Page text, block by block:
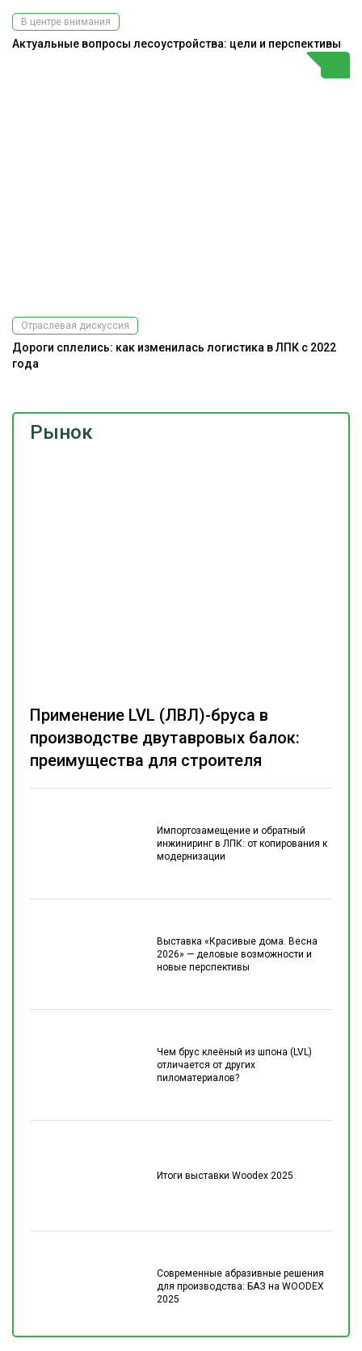
Рынок
Импортозамещение и обратный
инжиниринг в ЛПК: от копирования к
модернизации
Выставка «Красивые дома. Весна
2026» — деловые возможности и
новые перспективы
Чем брус клеёный из шпона (LVL)
отличается от других
пиломатериалов?
Итоги выставки Woodex 2025
Современные абразивные решения
для производства: БАЗ на WOODEX
2025
Применение LVL (ЛВЛ)-бруса в
производстве двутавровых балок:
преимущества для строителя
В центре внимания
Актуальные вопросы лесоустройства: цели и перспективы
Отраслевая дискуссия
Дороги сплелись: как изменилась логистика в ЛПК с 2022
года